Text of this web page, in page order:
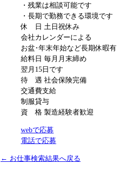
・残業は相談可能です
・長期で勤務できる環境です
休 日 土日祝休み
会社カレンダーによる
お盆･年末年始など長期休暇有
給料日 毎月月末締め
翌月15日です
待 遇 社会保険完備
交通費支給
制服貸与
資 格 製造経験者歓迎
webで応募
電話で応募
← お仕事検索結果へ戻る